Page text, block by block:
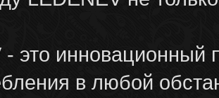
- это инновационный
в любой